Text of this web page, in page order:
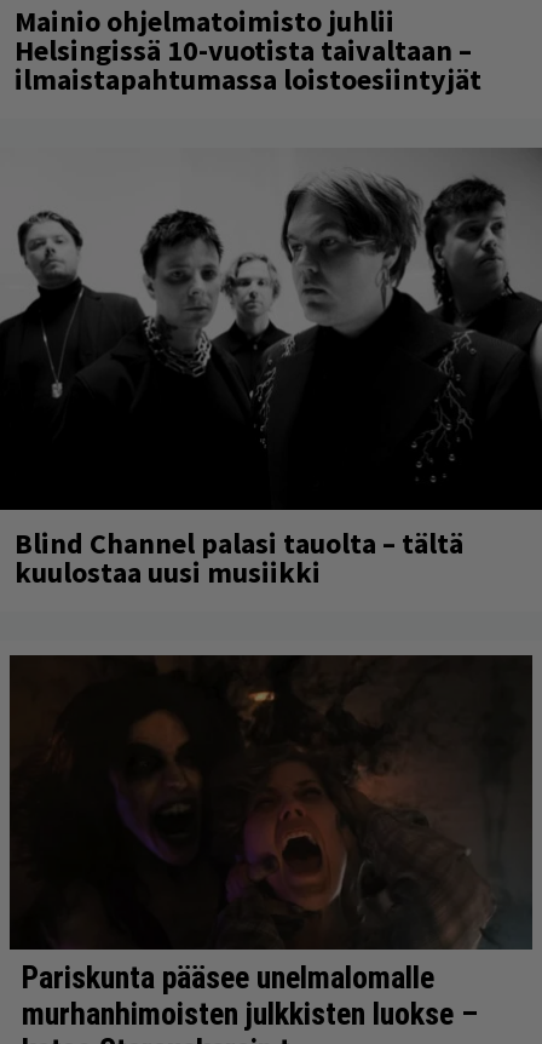
Mainio ohjelmatoimisto juhlii
Helsingissä 10-vuotista taivaltaan –
ilmaistapahtumassa loistoesiintyjät
Blind Channel palasi tauolta – tältä
kuulostaa uusi musiikki